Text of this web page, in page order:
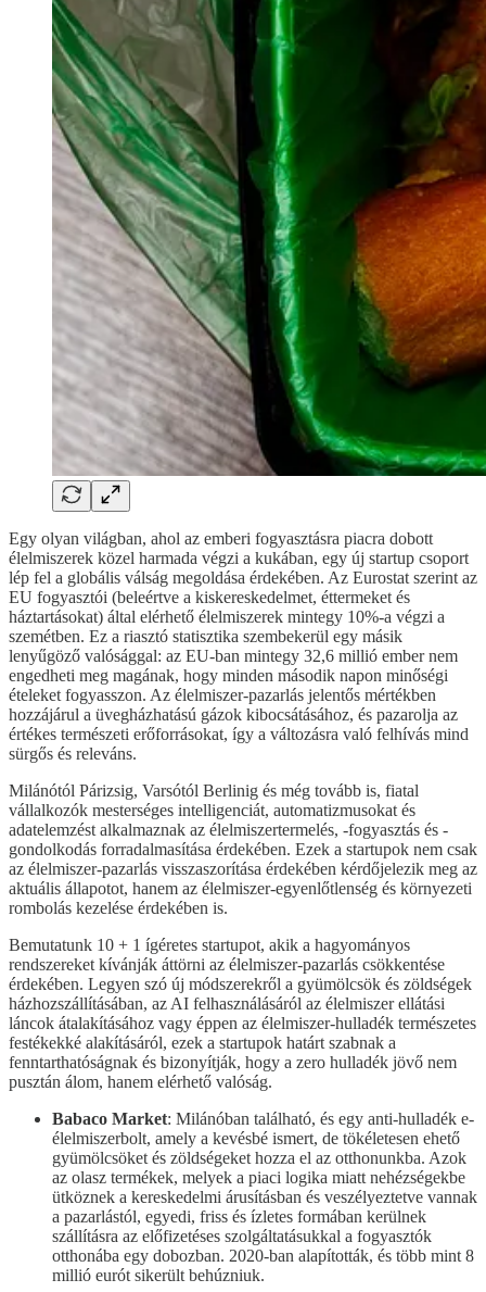
Egy olyan világban, ahol az emberi fogyasztásra piacra dobott
élelmiszerek közel harmada végzi a kukában, egy új startup csoport
lép fel a globális válság megoldása érdekében. Az Eurostat szerint az
EU fogyasztói (beleértve a kiskereskedelmet, éttermeket és
háztartásokat) által elérhető élelmiszerek mintegy 10%-a végzi a
szemétben. Ez a riasztó statisztika szembekerül egy másik
lenyűgöző valósággal: az EU-ban mintegy 32,6 millió ember nem
engedheti meg magának, hogy minden második napon minőségi
ételeket fogyasszon. Az élelmiszer-pazarlás jelentős mértékben
hozzájárul a üvegházhatású gázok kibocsátásához, és pazarolja az
értékes természeti erőforrásokat, így a változásra való felhívás mind
sürgős és releváns.
Milánótól Párizsig, Varsótól Berlinig és még tovább is, fiatal
vállalkozók mesterséges intelligenciát, automatizmusokat és
adatelemzést alkalmaznak az élelmiszertermelés, -fogyasztás és -
gondolkodás forradalmasítása érdekében. Ezek a startupok nem csak
az élelmiszer-pazarlás visszaszorítása érdekében kérdőjelezik meg az
aktuális állapotot, hanem az élelmiszer-egyenlőtlenség és környezeti
rombolás kezelése érdekében is.
Bemutatunk 10 + 1 ígéretes startupot, akik a hagyományos
rendszereket kívánják áttörni az élelmiszer-pazarlás csökkentése
érdekében. Legyen szó új módszerekről a gyümölcsök és zöldségek
házhozszállításában, az AI felhasználásáról az élelmiszer ellátási
láncok átalakításához vagy éppen az élelmiszer-hulladék természetes
festékekké alakításáról, ezek a startupok határt szabnak a
fenntarthatóságnak és bizonyítják, hogy a zero hulladék jövő nem
pusztán álom, hanem elérhető valóság.
Babaco Market: Milánóban található, és egy anti-hulladék e-
élelmiszerbolt, amely a kevésbé ismert, de tökéletesen ehető
gyümölcsöket és zöldségeket hozza el az otthonunkba. Azok
az olasz termékek, melyek a piaci logika miatt nehézségekbe
ütköznek a kereskedelmi árusításban és veszélyeztetve vannak
a pazarlástól, egyedi, friss és ízletes formában kerülnek
szállításra az előfizetéses szolgáltatásukkal a fogyasztók
otthonába egy dobozban. 2020-ban alapították, és több mint 8
millió eurót sikerült behúzniuk.